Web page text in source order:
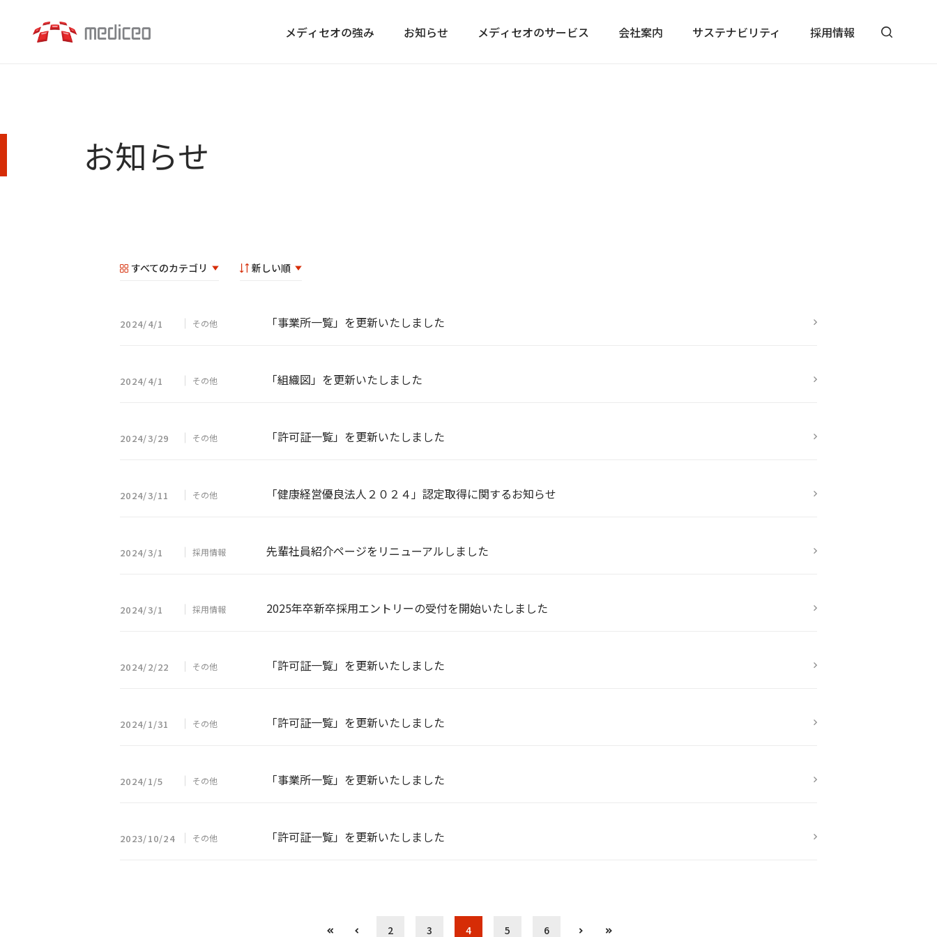
メディセオの強み お知らせ メディセオのサービス 会社案内 サステナビリティ 採用情報
お知らせ
すべてのカテゴリ 新しい順
2024/4/1 その他 「事業所一覧」を更新いたしました
2024/4/1 その他 「組織図」を更新いたしました
2024/3/29 その他 「許可証一覧」を更新いたしました
2024/3/11 その他 「健康経営優良法人２０２４」認定取得に関するお知らせ
2024/3/1 採用情報 先輩社員紹介ページをリニューアルしました
2024/3/1 採用情報 2025年卒新卒採用エントリーの受付を開始いたしました
2024/2/22 その他 「許可証一覧」を更新いたしました
2024/1/31 その他 「許可証一覧」を更新いたしました
2024/1/5 その他 「事業所一覧」を更新いたしました
2023/10/24 その他 「許可証一覧」を更新いたしました
2 3 4 5 6